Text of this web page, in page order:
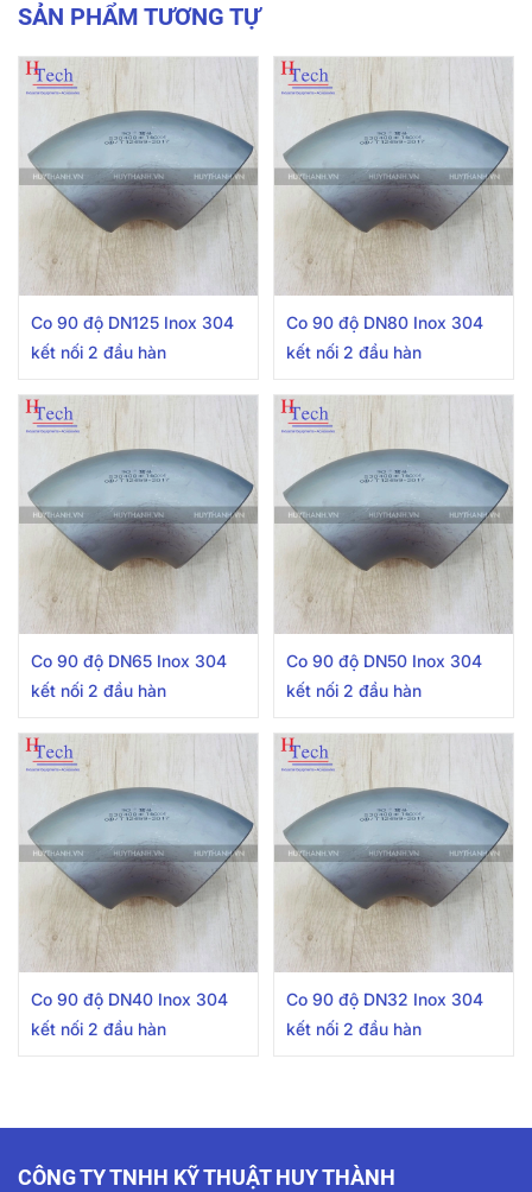
SẢN PHẨM TƯƠNG TỰ
Co 90 độ DN125 Inox 304
kết nối 2 đầu hàn
Co 90 độ DN80 Inox 304
kết nối 2 đầu hàn
Co 90 độ DN65 Inox 304
kết nối 2 đầu hàn
Co 90 độ DN50 Inox 304
kết nối 2 đầu hàn
Co 90 độ DN40 Inox 304
kết nối 2 đầu hàn
Co 90 độ DN32 Inox 304
kết nối 2 đầu hàn
CÔNG TY TNHH KỸ THUẬT HUY THÀNH